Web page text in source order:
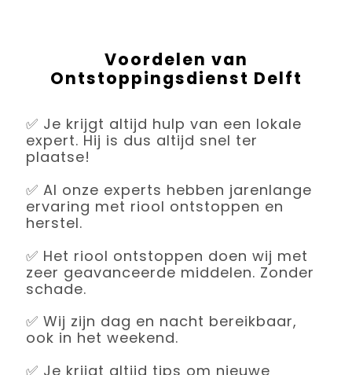
Voordelen van
Ontstoppingsdienst Delft
✅ Je krijgt altijd hulp van een lokale
expert. Hij is dus altijd snel ter
plaatse!
✅ Al onze experts hebben jarenlange
ervaring met riool ontstoppen en
herstel.
✅ Het riool ontstoppen doen wij met
zeer geavanceerde middelen. Zonder
schade.
✅ Wij zijn dag en nacht bereikbaar,
ook in het weekend.
✅ Je krijgt altijd tips om nieuwe